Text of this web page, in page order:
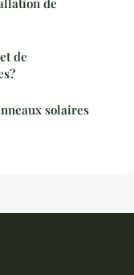
de
solaires